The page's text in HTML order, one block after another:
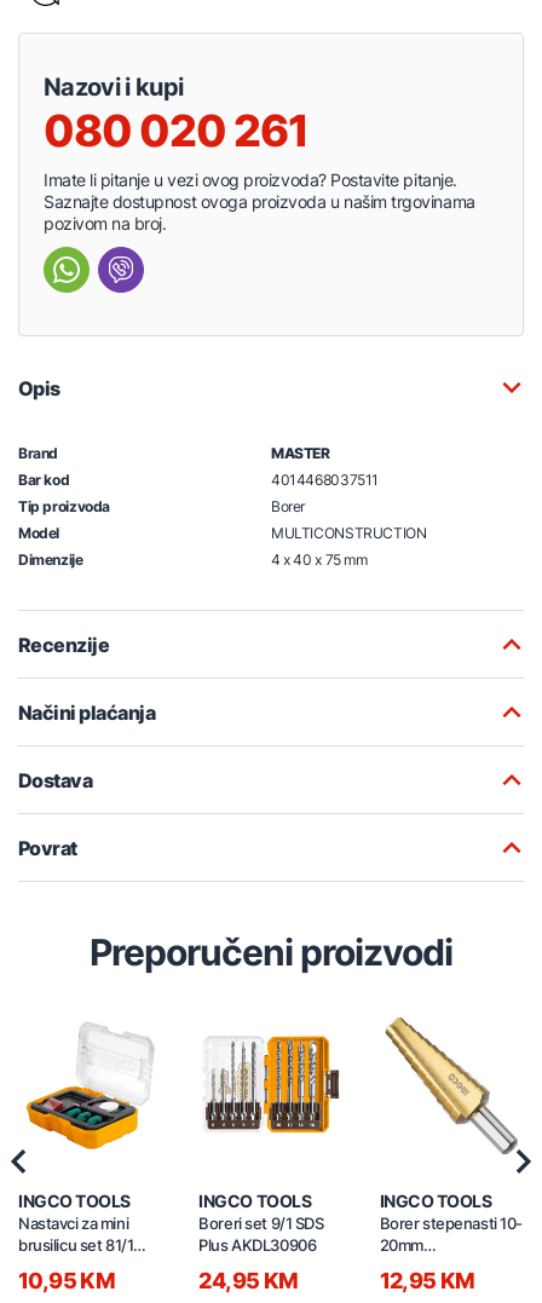
Nazovi i kupi
080 020 261
Imate li pitanje u vezi ovog proizvoda? Postavite pitanje.
Saznajte dostupnost ovoga proizvoda u našim trgovinama
pozivom na broj.
Opis
Brand
MASTER
Bar kod
4014468037511
Tip proizvoda
Borer
Model
MULTICONSTRUCTION
Dimenzije
4 x 40 x 75 mm
Recenzije
Načini plaćanja
Dostava
Povrat
Preporučeni proizvodi
INGCO TOOLS
Nastavci za mini
brusilicu set 81/1
10,95 KM
INGCO TOOLS
Boreri set 9/1 SDS
Plus AKDL30906
24,95 KM
INGCO TOOLS
Borer stepenasti 10-
20mm
12,95 KM